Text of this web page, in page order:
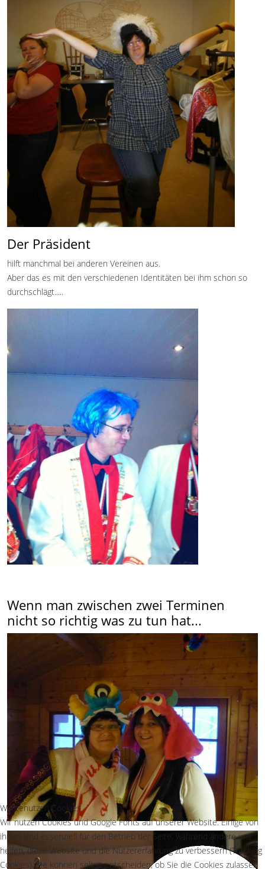
Der Präsident
hilft manchmal bei anderen Vereinen aus.
Aber das es mit den verschiedenen Identitäten bei ihm schon so
durchschlägt.....
Wenn man zwischen zwei Terminen
nicht so richtig was zu tun hat...
Wir benutzen Cookies
Wir nutzen Cookies und Google Fonts auf unserer Website. Einige von
ihnen sind essenziell für den Betrieb der Seite, während andere uns
helfen, diese Website und die Nutzererfahrung zu verbessern (Tracking
Cookies). Sie können selbst entscheiden, ob Sie die Cookies zulassen